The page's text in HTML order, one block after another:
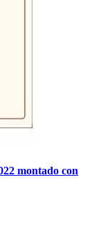
montado con